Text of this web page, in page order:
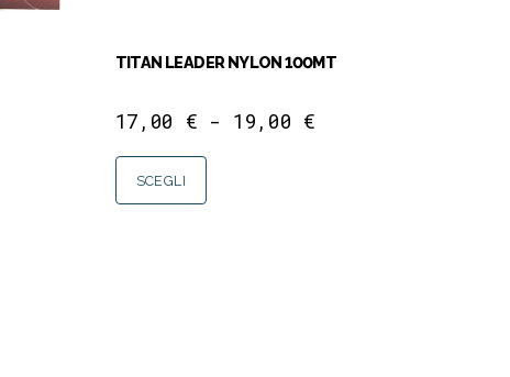
TITAN LEADER NYLON 100MT
17,00 € - 19,00 €
SCEGLI